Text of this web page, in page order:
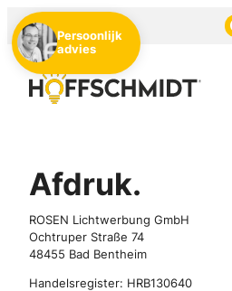
NL DE
Afdruk.
ROSEN Lichtwerbung GmbH
Ochtruper Straße 74
48455 Bad Bentheim
Handelsregister: HRB130640
Persoonlijk
advies